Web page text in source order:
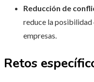
Reducción de
reduce la posibilidad
empresas.
Retos